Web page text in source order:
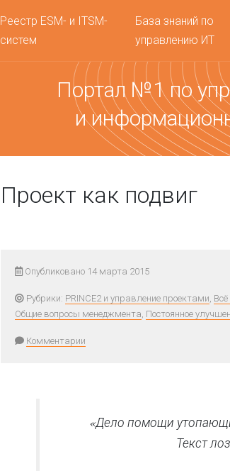
Реестр ESM- и ITSM-
систем
База знаний по
управлению ИТ
Портал №1 по
и
Проект как подвиг
Опубликовано 14 марта 2015
Рубрики: PRINCE2 и управление проектами,
Общие вопросы менеджмента, Постоянное
Комментарии
«Дело помощи
Текст